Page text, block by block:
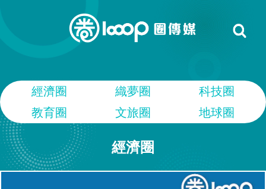
經濟圈 織夢圈
科技圈
教育圈
文旅圈 地球圈
經濟圈